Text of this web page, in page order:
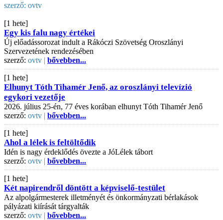
szerző: ovtv
[1 hete]
Egy kis falu nagy értékei
Új előadássorozat indult a Rákóczi Szövetség Oroszlányi
Szervezetének rendezésében
szerző: ovtv | bővebben...
[1 hete]
Elhunyt Tóth Tihamér Jenő, az oroszlányi televízió
egykori vezetője
2026. július 25-én, 77 éves korában elhunyt Tóth Tihamér Jenő
szerző: ovtv | bővebben...
[1 hete]
Ahol a lélek is feltöltődik
Idén is nagy érdeklődés övezte a JóLélek tábort
szerző: ovtv | bővebben...
[1 hete]
Két napirendről döntött a képviselő-testület
Az alpolgármesterek illetményét és önkormányzati bérlakások
pályázati kiírását tárgyalták
szerző: ovtv | bővebben...